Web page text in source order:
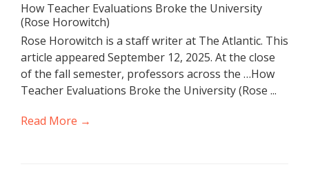
How Teacher Evaluations Broke the University
(Rose Horowitch)
Rose Horowitch is a staff writer at The Atlantic. This
article appeared September 12, 2025. At the close
of the fall semester, professors across the …How
Teacher Evaluations Broke the University (Rose ...
Read More →